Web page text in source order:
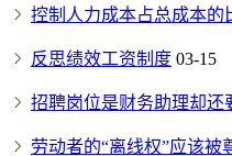
控制人力成本占总成本的
反思绩效工资制度 03-15
招聘岗位是财务助理却还
劳动者的“离线权”应该被